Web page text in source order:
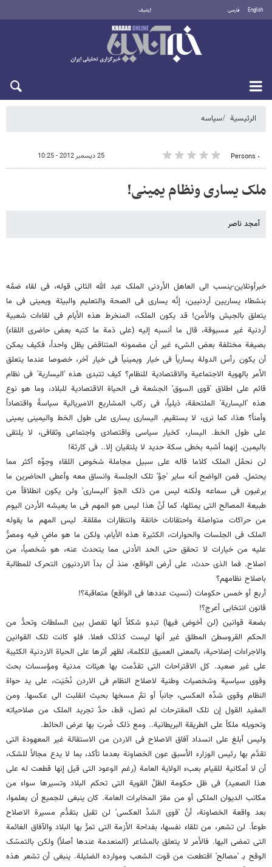
English فارسی أرشيف
الرئيسية سیاسه
٠ Persons 25 ديسمبر 2012 - 10:25
ملک یساری ونظام یمینی!
أمجد ناصر
خبرأونلاین-ینسب الى العاهل الأردنی الملک عبد الله الثانی قوله، فی لقاء ضمَّه
بنشطاء یساریین أردنیین، إنَّه یساری فی الصحة والتعلیم والبیئة ویمینی فی ما
یتعلق بالجیش والأمن! قد یکون الملک، المنخرط هذه الأیام فی لقاءات شعبیة
أردنیة غیر مسبوقة، قال ما أنسبه إلیه (على ذمة ما کتبه بعض حاضری اللقاء)
بصیغة مختلفة بعض الشیء غیر أن مضمونه المتناقض یظل واحداً، فکیف یمکن
أن یکون رأس الدولة یساریاً فی خیار ویمینیاً فی خیار آخر، خصوصا عندما یتعلق
الأمر بالهویة الاجتماعیة والاقتصادیة للنظام؟ کیف تتبدى هذه 'الیساریة' فی نظام
قائم على اطلاق 'قوى السوق' الجشعة فی الحیاة الاقتصادیة للبلاد، وما هو نوع
هذه 'الیساریة' الملتحقة، ذیلیاً، فی رکاب المشاریع الامبریالیة سیاسةً واقتصاداً
وأمناً؟ هذا، کما نرى، لا یستقیم. الیساری یساری على طول الخط والیمینی یمینی
على طول الخط. الیسار، کخیار سیاسی واقتصادی واجتماعی وثقافی، لا یلتقی
بالیمین. إنهما أشبه بخطی سکة حدید لا یلتقیان إلا.. فی کارثة!
لن نحمَّل الملک کلاما قاله على سبیل مجاملة شخوص اللقاء وجوِّه أکثر مما
یحتمل. فمن الواضح أنه سایر 'جوَّ' تلک الجلسة وانساق معه وأعطى الحاضرین ما
یرغبون فی سماعه ولکنه لیس من ذلک الجوّ 'الیساری' ولن یکون انطلاقاً من
طبیعة المصالح التی یمثلها، کما أنَّ هذا لیس هو المهم فی ما یعیشه الأردن الیوم
من حراکات متواصلة واحتقانات خانقة وانتظارات مقلقة. لیس المهم ما یقوله
الملک فی الجلسات والحوارات، الکثیرة هذه الأیام، ولکن ما هو ماضٍ فیه ومصرٌّ
علیه من خیارات لا تحقق حتى الحد الأدنى مما یتحدث عنه، هو شخصیاً، من
اصلاح. فما الذی حدث، على أرض الواقع، منذ أن بدأ الاردنیون التحرک للمطالبة
باصلاح نظامهم؟
أربع أو خمس حکومات (نسیت عددها فی الواقع) متعاقبة؟!
قانون انتخابی أعرج؟!
بضعة قوانین (لن أخوض فیها) تبدو شکلاً أنها تفصل بین السلطات وتحدُّ من
الحکم القروسطیّ المطلق غیر أنها لیست کذلک فعلا. فلو کانت تلک القوانین
والاجراءات إصلاحیة، بالمعنى العمیق للکلمة، لظهر أثرها على الحیاة الاردنیة الکئیبة
على غیر صعید. کل الاقتراحات التی تقدَّمت بها هیئات مدنیة ومؤسسات بحث
وقوى سیاسیة وشخصیات وطنیة لاصلاح النظام فی الاردن نُحّیَت، على ید حواة
النظام وقوى شدِّه العکسی، جانباً أو تمَّ مسخها بحیث انقلبت الى عکسها. ومن
المفید القول إن تلک المقترحات لم تصل، قط، حدَّ تجرید الملک من صلاحیاته
وتحویله ملکاً على الطریقة البریطانیة.. ومع ذلک ضُربَ بها عرض الحائط.
ولیس أبلغ على انسداد آفاق الاصلاح فی الاردن من الاستقالة غیر المعهودة التی
تقدَّم بها رئیس الوزارء الأسبق عون الخصاونة بعدما تأکد، بما لا یدع مجالاً للشک،
أن لا أمکانیة للقیام بعبء الولایة العامة (رغم الوعود التی قیل إنها قطعت له على
هذا الصعید) فی ظل حکومة الظلِّ القویة التی تحکم البلاد وتسیرها سواء من
مکاتب الدیوان الملکی أو من مقرّ المخابرات العامة. کان ینبغی للجمیع أن یعلموا،
بعد واقعة الخصاونة، أنَّ 'قوى الشدِّ العکسی' لن تقبل بتقدُّم مسیرة الاصلاح
طوعاً. لن تشعر، من تلقاء نفسها، بفداحة الأزمة التی تمرُّ بها البلاد والآفاق الغائمة
التی تمضی الیها. فالأمر لا یتعلق بالمشاعر (المنعدمة عندها أصلاً) ولکن بالتمسّک
الوقح بـ 'مصالح' اقتطعت من قوت الشعب وموارده الضئیلة. ینبغی أن تشعر هذه